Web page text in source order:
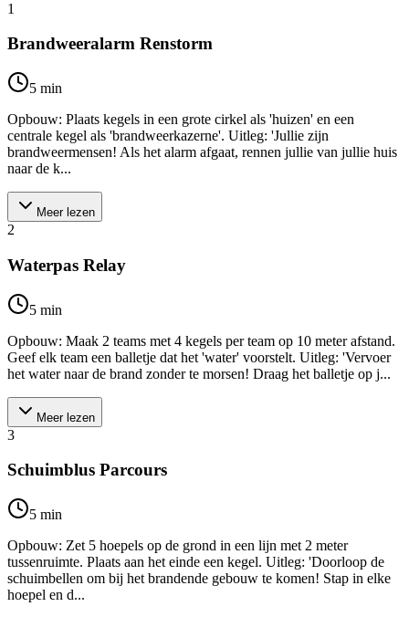
1
Brandweeralarm Renstorm
5 min
Opbouw: Plaats kegels in een grote cirkel als 'huizen' en een
centrale kegel als 'brandweerkazerne'. Uitleg: 'Jullie zijn
brandweermensen! Als het alarm afgaat, rennen jullie van jullie huis
naar de k...
Meer lezen
2
Waterpas Relay
5 min
Opbouw: Maak 2 teams met 4 kegels per team op 10 meter afstand.
Geef elk team een balletje dat het 'water' voorstelt. Uitleg: 'Vervoer
het water naar de brand zonder te morsen! Draag het balletje op j...
Meer lezen
3
Schuimblus Parcours
5 min
Opbouw: Zet 5 hoepels op de grond in een lijn met 2 meter
tussenruimte. Plaats aan het einde een kegel. Uitleg: 'Doorloop de
schuimbellen om bij het brandende gebouw te komen! Stap in elke
hoepel en d...